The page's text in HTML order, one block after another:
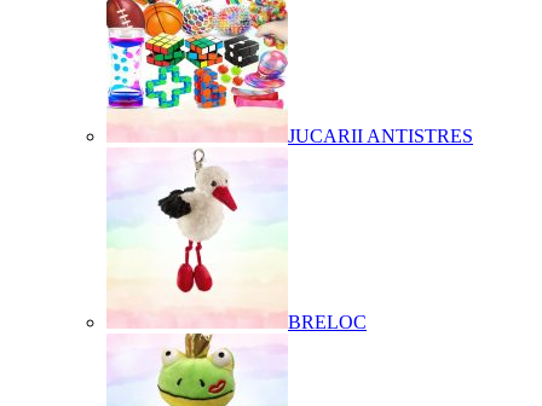
JUCARII ANTISTRES
BRELOC